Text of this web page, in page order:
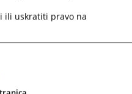
ili uskratiti pravo na